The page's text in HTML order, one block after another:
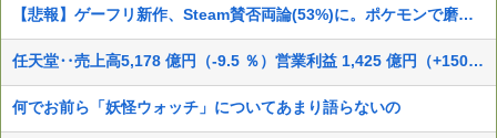
【悲報】ゲーフリ新作、Steam賛否両論(53%)に。ポケモンで磨いた技術力…
任天堂‥売上高5,178 億円（-9.5 ％）営業利益 1,425 億円（+150.5 %）
何でお前ら「妖怪ウォッチ」についてあまり語らないの